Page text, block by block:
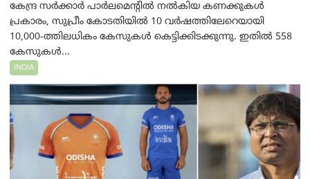
കേന്ദ്ര സർക്കാർ പാർലമെന്റിൽ നൽകിയ കണക്കുകൾ
പ്രകാരം, സുപ്രീം കോടതിയിൽ 10 വർഷത്തിലേറെയായി
10,000-ത്തിലധികം കേസുകൾ കെട്ടിക്കിടക്കുന്നു. ഇതിൽ 558
കേസുകൾ...
INDIA